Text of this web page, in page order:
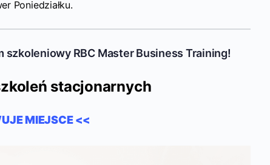
Poniedziałku.
RBC Master Business Training!
stacjonarnych
MIEJSCE <<